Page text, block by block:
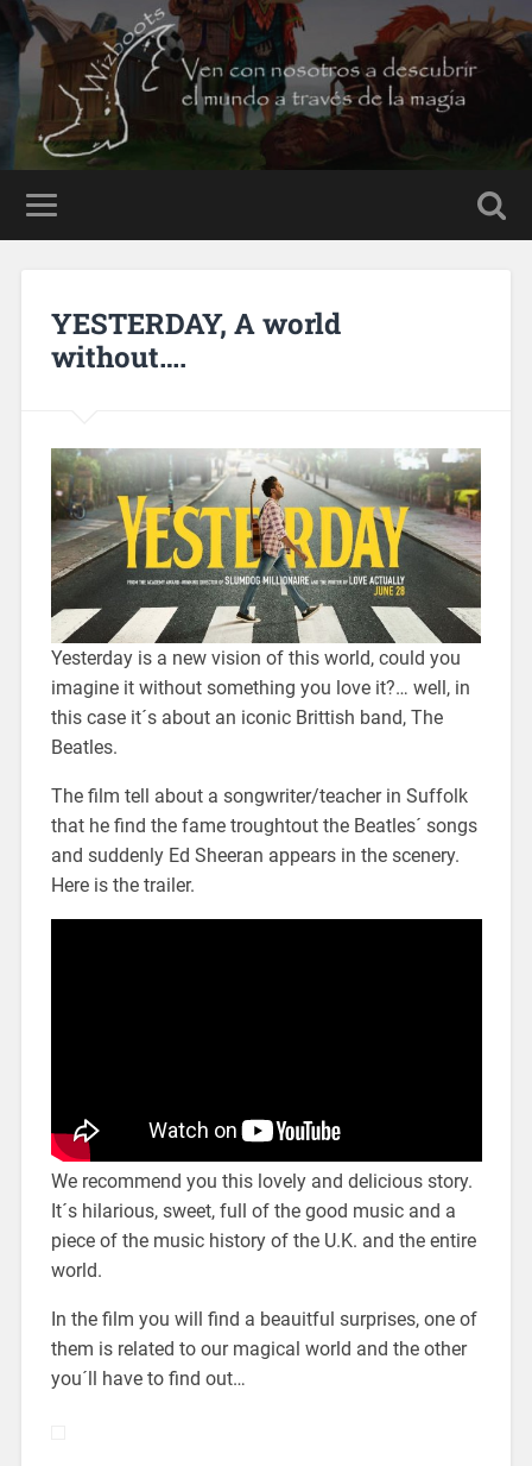
YESTERDAY, A world
without….
Yesterday is a new vision of this world, could you
imagine it without something you love it?… well, in
this case it´s about an iconic Brittish band, The
Beatles.
The film tell about a songwriter/teacher in Suffolk
that he find the fame troughtout the Beatles´ songs
and suddenly Ed Sheeran appears in the scenery.
Here is the trailer.
We recommend you this lovely and delicious story.
It´s hilarious, sweet, full of the good music and a
piece of the music history of the U.K. and the entire
world.
In the film you will find a beauitful surprises, one of
them is related to our magical world and the other
you´ll have to find out…